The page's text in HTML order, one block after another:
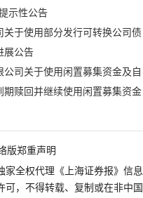
示性公告
于使用部分发行可转换公司债
展公告
司关于使用闲置募集资金及自
赎回并继续使用闲置募集资金
版郑重声明
家全权代理《上海证券报》信息
，不得转载、复制或在非中国